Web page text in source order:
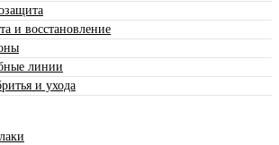
и восстановление
линии
и ухода